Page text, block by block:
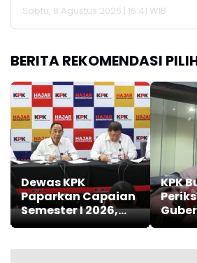
Sabtu, 8 Agustus 2026 | 16:41 WIB
BERITA REKOMENDASI
Dewas KPK
Paparkan Capaian
Semester I 2026,
Fokus Perketat Etik
Internal
KPK